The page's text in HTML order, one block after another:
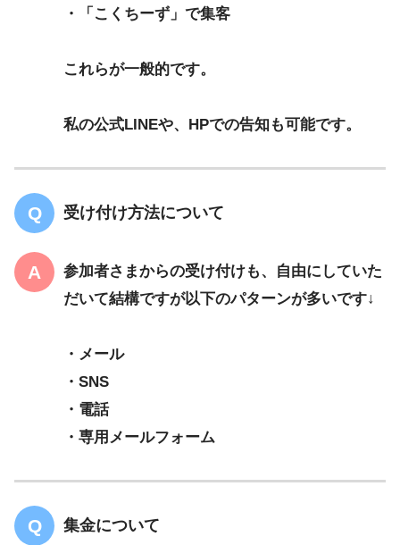
・「こくちーず」で集客
これらが一般的です。
私の公式LINEや、HPでの告知も可能です。
受け付け方法について
参加者さまからの受け付けも、自由にしていた
だいて結構ですが以下のパターンが多いです↓
・メール
・SNS
・電話
・専用メールフォーム
集金について